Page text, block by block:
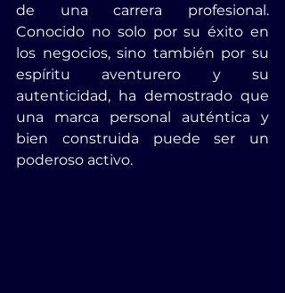
de una carrera profesional.
Conocido no solo por su éxito en
los negocios, sino también por su
espíritu aventurero y su
autenticidad, ha demostrado que
una marca personal auténtica y
bien construida puede ser un
poderoso activo.